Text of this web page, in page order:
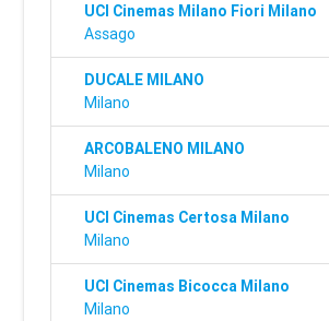
UCI Cinemas Milano Fiori Milano
Assago
DUCALE MILANO
Milano
ARCOBALENO MILANO
Milano
UCI Cinemas Certosa Milano
Milano
UCI Cinemas Bicocca Milano
Milano